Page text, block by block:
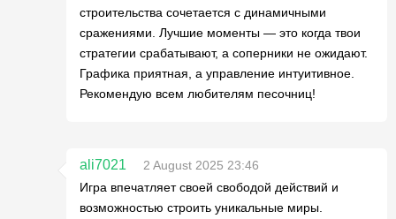
строительства сочетается с динамичными
сражениями. Лучшие моменты — это когда твои
стратегии срабатывают, а соперники не ожидают.
Графика приятная, а управление интуитивное.
Рекомендую всем любителям песочниц!
ali7021
2 August 2025 23:46
Игра впечатляет своей свободой действий и
возможностью строить уникальные миры.